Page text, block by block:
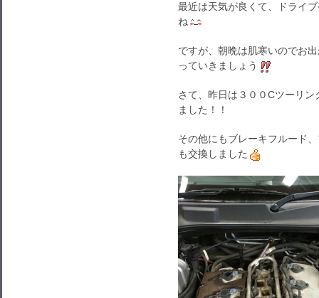
最近は天気が良くて、ドライ
ね
ですが、朝晩は肌寒いのでお
っていきましょう
さて、昨日は３００Cツーリ
ました！！
その他にもブレーキフルード
も交換しました